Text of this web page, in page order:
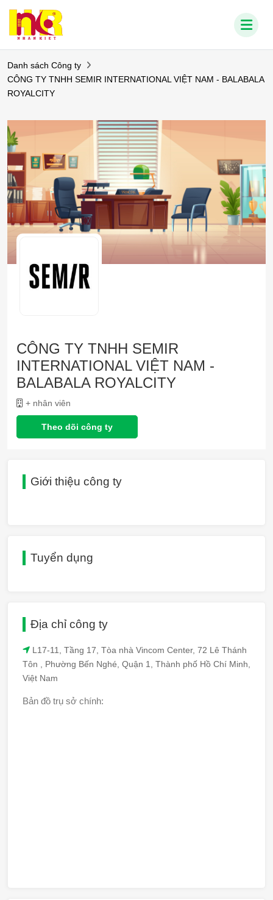
Danh sách Công ty
CÔNG TY TNHH SEMIR INTERNATIONAL VIỆT NAM - BALABALA
ROYALCITY
CÔNG TY TNHH SEMIR
INTERNATIONAL VIỆT NAM -
BALABALA ROYALCITY
+ nhân viên
Theo dõi công ty
Giới thiệu công ty
Tuyển dụng
Địa chỉ công ty
L17-11, Tầng 17, Tòa nhà Vincom Center, 72 Lê Thánh
Tôn , Phường Bến Nghé, Quận 1, Thành phố Hồ Chí Minh,
Việt Nam
Bản đồ trụ sở chính: